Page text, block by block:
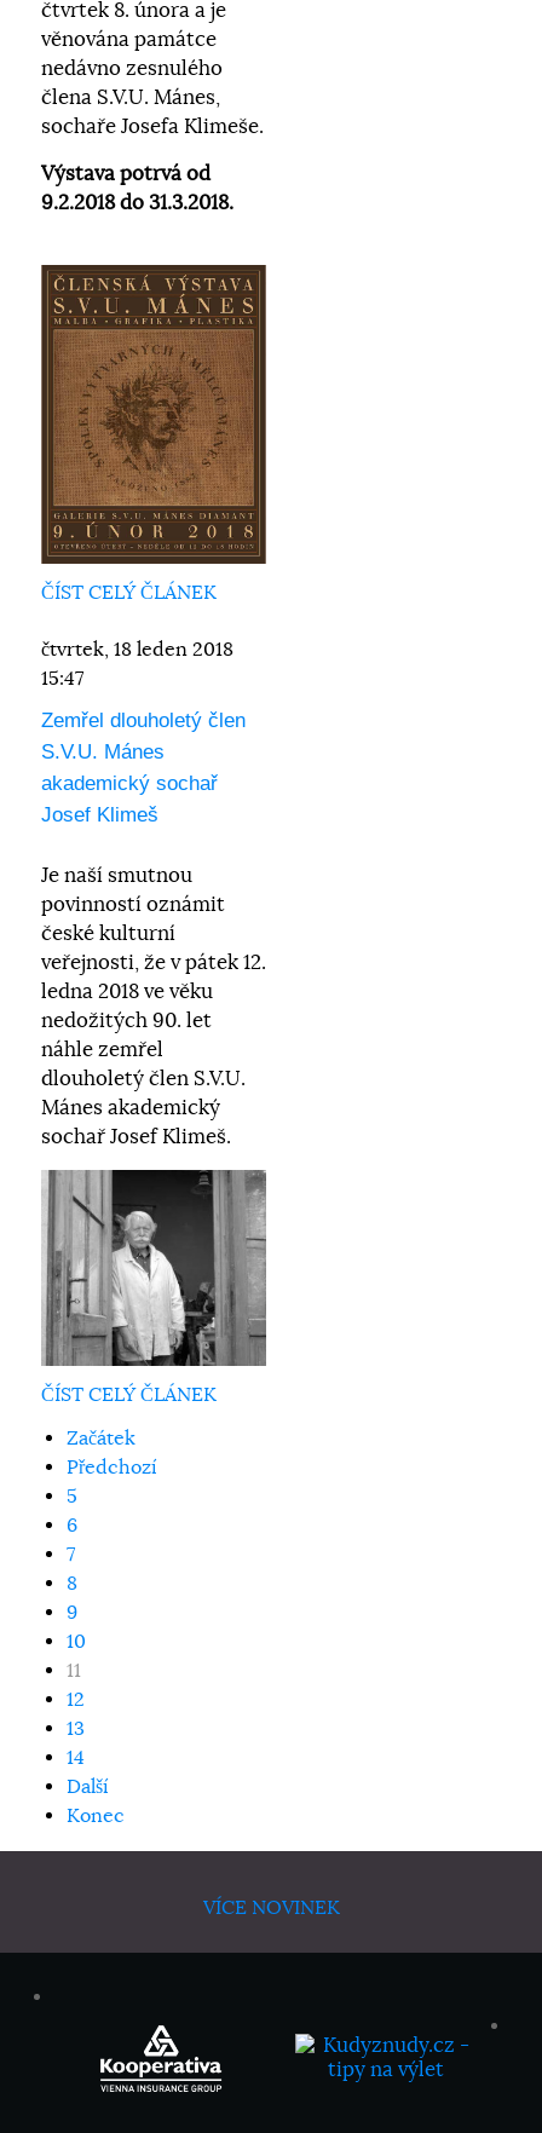
čtvrtek 8. února a je
věnována památce
nedávno zesnulého
člena S.V.U. Mánes,
sochaře Josefa Klimeše.
Výstava potrvá od
9.2.2018 do 31.3.2018.
ČÍST CELÝ ČLÁNEK
čtvrtek, 18 leden 2018
15:47
Zemřel dlouholetý člen
S.V.U. Mánes
akademický sochař
Josef Klimeš
Je naší smutnou
povinností oznámit
české kulturní
veřejnosti, že v pátek 12.
ledna 2018 ve věku
nedožitých 90. let
náhle zemřel
dlouholetý člen S.V.U.
Mánes akademický
sochař Josef Klimeš.
ČÍST CELÝ ČLÁNEK
Začátek
Předchozí
5
6
7
8
9
10
11
12
13
14
Další
Konec
VÍCE NOVINEK